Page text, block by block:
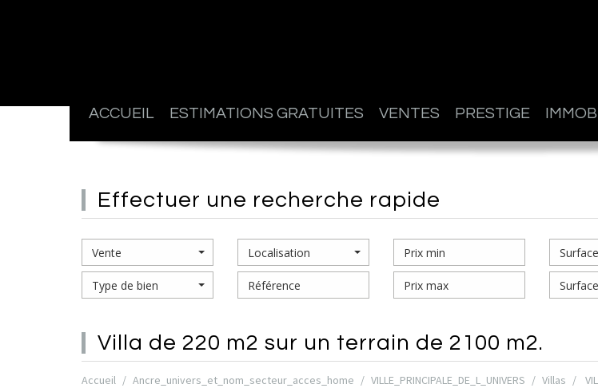
ACCUEIL ESTIMATIONS GRATUITES VENTES PRESTIGE
effectuer une recherche rapide
Vente
Type de bien
Localisation
villa de 220 m2 sur un terrain de 2100 m2.
Accueil Ancre_univers_et_nom_secteur_acces_home VILLE_PRINCIPALE_DE_L_UNIVERS Villas